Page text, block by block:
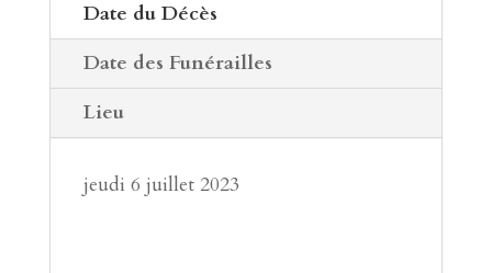
Date du Décès
Date des Funérailles
Lieu
jeudi 6 juillet 2023